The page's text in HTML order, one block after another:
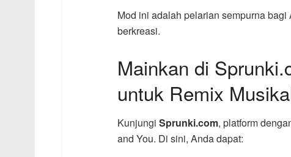
Mod ini adalah pelarian sempurna
berkreasi.
Mainkan di
untuk Remix
Kunjungi Sprunki.com, platform
and You. Di sini, Anda dapat: